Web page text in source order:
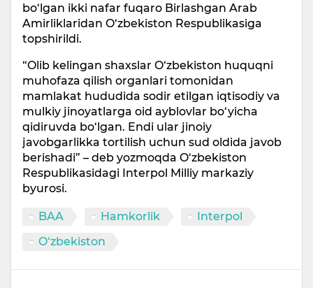
bo‘lgan ikki nafar fuqaro Birlashgan Arab
Amirliklaridan O‘zbekiston Respublikasiga
topshirildi.
“Olib kelingan shaxslar O‘zbekiston huquqni
muhofaza qilish organlari tomonidan
mamlakat hududida sodir etilgan iqtisodiy va
mulkiy jinoyatlarga oid ayblovlar bo‘yicha
qidiruvda bo‘lgan. Endi ular jinoiy
javobgarlikka tortilish uchun sud oldida javob
berishadi” – deb yozmoqda O‘zbekiston
Respublikasidagi Interpol Milliy markaziy
byurosi.
BAA Hamkorlik
Interpol
O‘zbekiston